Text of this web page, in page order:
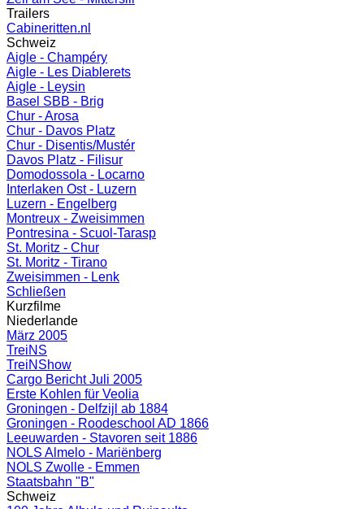
Trailers
Cabineritten.nl
Schweiz
Aigle - Champéry
Aigle - Les Diablerets
Aigle - Leysin
Basel SBB - Brig
Chur - Arosa
Chur - Davos Platz
Chur - Disentis/Mustér
Davos Platz - Filisur
Domodossola - Locarno
Interlaken Ost - Luzern
Luzern - Engelberg
Montreux - Zweisimmen
Pontresina - Scuol-Tarasp
St. Moritz - Chur
St. Moritz - Tirano
Zweisimmen - Lenk
Schließen
Kurzfilme
Niederlande
März 2005
TreiNS
TreiNShow
Cargo Bericht Juli 2005
Erste Kohlen für Veolia
Groningen - Delfzijl ab 1884
Groningen - Roodeschool AD 1866
Leeuwarden - Stavoren seit 1886
NOLS Almelo - Mariënberg
NOLS Zwolle - Emmen
Staatsbahn "B"
Schweiz